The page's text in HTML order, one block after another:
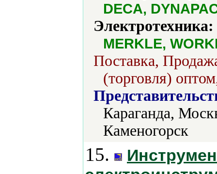
DECA,
Электротехника:
MERKLE,
Поставка,
(торговля)
Караганда,
Каменогорск
15.